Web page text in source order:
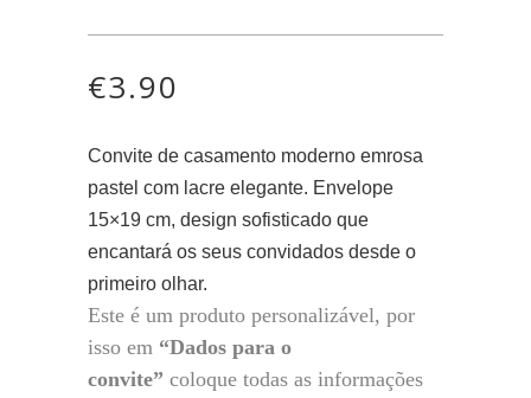
€3.90
Convite de casamento moderno emrosa
pastel com lacre elegante. Envelope
15×19 cm, design sofisticado que
encantará os seus convidados desde o
primeiro olhar.
Este é um produto personalizável, por
isso em “Dados para o
convite” coloque todas as informações